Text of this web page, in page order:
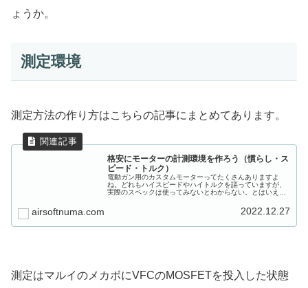
ょうか。
測定環境
測定方法の作り方はこちらの記事にまとめてあります。
格安にモーターの計測環境を作ろう（慣らし・ス
ピード・トルク）
電動ガン用のカスタムモーターってたくさんありますよ
ね。どれもハイスピードやハイトルクを謳っていますが、
実際のスペックは使ってみないとわからない。とはいえ使
airsoftnuma.com 2022.12.27
測定はマルイのメカボにVFCのMOSFETを投入した状態